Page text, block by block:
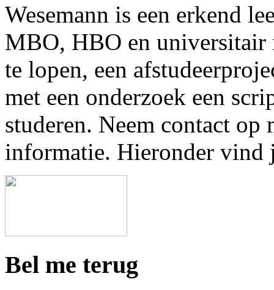
Wesemann is een erkend
MBO, HBO en universitair
te lopen, een
met een onderzoek een
studeren. Neem contact
informatie. Hieronder vind
Bel me terug